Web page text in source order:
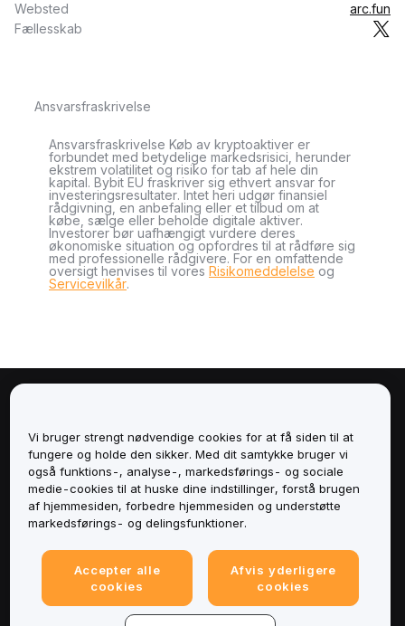
Websted
arc.fun
Fællesskab
Ansvarsfraskrivelse
Ansvarsfraskrivelse Køb av kryptoaktiver er
forbundet med betydelige markedsrisici, herunder
ekstrem volatilitet og risiko for tab af hele din
kapital. Bybit EU fraskriver sig ethvert ansvar for
investeringsresultater. Intet heri udgør finansiel
rådgivning, en anbefaling eller et tilbud om at
købe, sælge eller beholde digitale aktiver.
Investorer bør uafhængigt vurdere deres
økonomiske situation og opfordres til at rådføre sig
med professionelle rådgivere. For en omfattende
oversigt henvises til vores Risikomeddelelse og
Servicevilkår.
Tjenester
Support
Vi bruger strengt nødvendige cookies for at få siden til at
fungere og holde den sikker. Med dit samtykke bruger vi
også funktions-, analyse-, markedsførings- og sociale
medie-cookies til at huske dine indstillinger, forstå brugen
af hjemmesiden, forbedre hjemmesiden og understøtte
markedsførings- og delingsfunktioner.
Accepter alle
cookies
Afvis yderligere
cookies